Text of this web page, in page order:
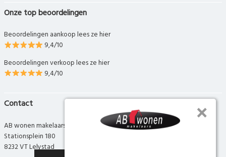
Onze top beoordelingen
Beoordelingen aankoop lees ze hier
9,4/10
Beoordelingen verkoop lees ze hier
9,4/10
Contact
AB wonen makelaars
Stationsplein 180
8232 VT Lelystad